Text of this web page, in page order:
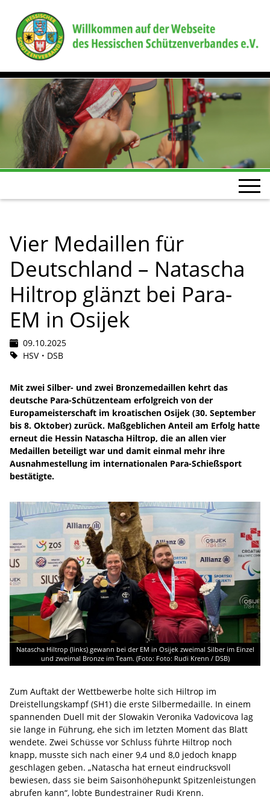
Vier Medaillen für
Deutschland – Natascha
Hiltrop glänzt bei Para-
EM in Osijek
09.10.2025
HSV
DSB
Mit zwei Silber- und zwei Bronzemedaillen kehrt das
deutsche Para-Schützenteam erfolgreich von der
Europameisterschaft im kroatischen Osijek (30. September
bis 8. Oktober) zurück. Maßgeblichen Anteil am Erfolg hatte
erneut die Hessin Natascha Hiltrop, die an allen vier
Medaillen beteiligt war und damit einmal mehr ihre
Ausnahmestellung im internationalen Para-Schießsport
bestätigte.
Natascha Hiltrop (links) gewann bei der EM in Osijek zweimal Silber im Einzel
und zweimal Bronze im Team. (Foto: Foto: Rudi Krenn / DSB)
Zum Auftakt der Wettbewerbe holte sich Hiltrop im
Dreistellungskampf (SH1) die erste Silbermedaille. In einem
spannenden Duell mit der Slowakin Veronika Vadovicova lag
sie lange in Führung, ehe sich im letzten Moment das Blatt
wendete. Zwei Schüsse vor Schluss führte Hiltrop noch
knapp, musste sich nach einer 9,4 und 8,0 jedoch knapp
geschlagen geben. „Natascha hat erneut eindrucksvoll
bewiesen, dass sie beim Saisonhöhepunkt Spitzenleistungen
abrufen kann“, lobte Bundestrainer Rudi Krenn.